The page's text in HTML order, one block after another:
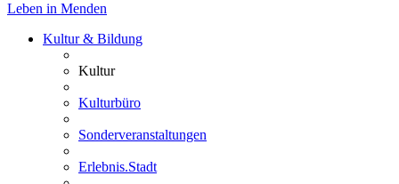
Leben in Menden
Kultur & Bildung
Kultur
Kulturbüro
Sonderveranstaltungen
Erlebnis.Stadt